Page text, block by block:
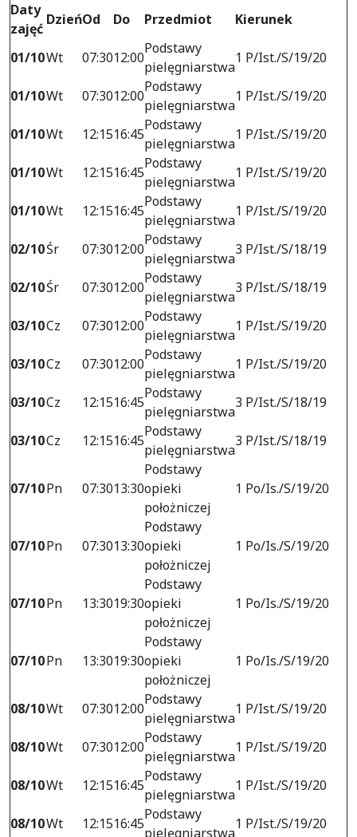
Daty
zajęć
DzieńOd Do Przedmiot Kierunek
01/10Wt 07:3012:00
Podstawy
pielęgniarstwa
1 P/Ist./S/19/20
01/10Wt 07:3012:00
Podstawy
pielęgniarstwa
1 P/Ist./S/19/20
01/10Wt 12:1516:45
Podstawy
pielęgniarstwa
1 P/Ist./S/19/20
01/10Wt 12:1516:45
Podstawy
pielęgniarstwa
1 P/Ist./S/19/20
01/10Wt 12:1516:45
Podstawy
pielęgniarstwa
1 P/Ist./S/19/20
02/10Śr 07:3012:00
Podstawy
pielęgniarstwa
3 P/Ist./S/18/19
02/10Śr 07:3012:00
Podstawy
pielęgniarstwa
3 P/Ist./S/18/19
03/10Cz 07:3012:00
Podstawy
pielęgniarstwa
1 P/Ist./S/19/20
03/10Cz 07:3012:00
Podstawy
pielęgniarstwa
1 P/Ist./S/19/20
03/10Cz 12:1516:45
Podstawy
pielęgniarstwa
3 P/Ist./S/18/19
03/10Cz 12:1516:45
Podstawy
pielęgniarstwa
3 P/Ist./S/18/19
07/10Pn 07:3013:30
Podstawy
opieki
położniczej
1 Po/Is./S/19/20
07/10Pn 07:3013:30
Podstawy
opieki
położniczej
1 Po/Is./S/19/20
07/10Pn 13:3019:30
Podstawy
opieki
położniczej
1 Po/Is./S/19/20
07/10Pn 13:3019:30
Podstawy
opieki
położniczej
1 Po/Is./S/19/20
08/10Wt 07:3012:00
Podstawy
pielęgniarstwa
1 P/Ist./S/19/20
08/10Wt 07:3012:00
Podstawy
pielęgniarstwa
1 P/Ist./S/19/20
08/10Wt 12:1516:45
Podstawy
pielęgniarstwa
1 P/Ist./S/19/20
08/10Wt 12:1516:45
Podstawy
pielęgniarstwa
1 P/Ist./S/19/20